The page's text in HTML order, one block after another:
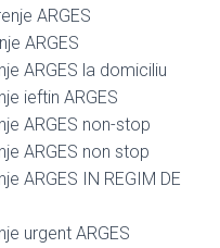
ARGES
ARGES
ARGES la domiciliu
ieftin ARGES
ARGES non-stop
ARGES non stop
ARGES IN REGIM DE
urgent ARGES